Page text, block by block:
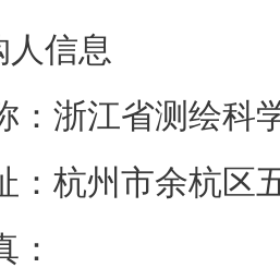
人信息
浙江省测绘科
杭州市余杭区